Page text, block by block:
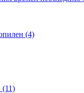
(4)
(11)